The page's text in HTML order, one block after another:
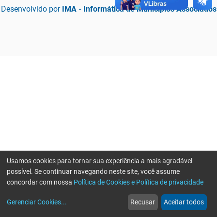
Desenvolvido por IMA - Informática de Municípios Associados
web
Notícias
more_horiz
Mais
Usamos cookies para tornar sua experiência a mais agradável
possível. Se continuar navegando neste site, você assume
concordar com nossa Política de Cookies e Política de privacidade
Gerenciar Cookies... Recusar Aceitar todos
Erro ao enviar informações, por favor tente novamente